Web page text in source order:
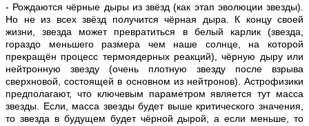
- Рождаются чёрные дыры из звёзд (как этап эволюции звезды).
Но не из всех звёзд получится чёрная дыра. К концу своей
жизни, звезда может превратиться в белый карлик (звезда,
гораздо меньшего размера чем наше солнце, на которой
прекращён процесс термоядерных реакций), чёрную дыру или
нейтронную звезду (очень плотную звезду после взрыва
сверхновой, состоящей в основном из нейтронов). Астрофизики
предполагают, что ключевым параметром является тут масса
звезды. Если, масса звезды будет выше критического значения,
то звезда в будущем будет чёрной дырой, а если меньше, то